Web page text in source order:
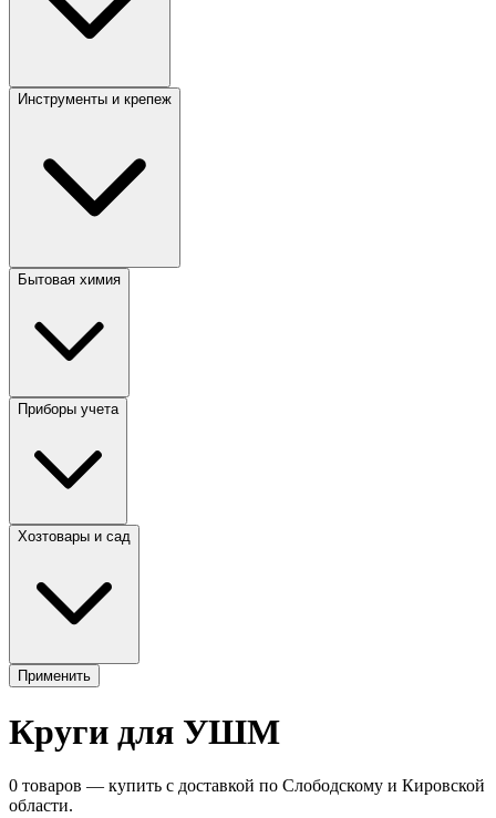
Инструменты и крепеж
Бытовая химия
Приборы учета
Хозтовары и сад
Применить
Круги для УШМ
0 товаров — купить с доставкой по Слободскому и Кировской
области.